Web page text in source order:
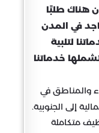
هناك طلبًا
في المدن
لتلبية
خدماتنا
والمناطق في
إلى الجنوبية.
متكاملة